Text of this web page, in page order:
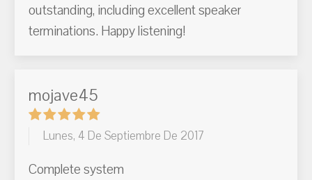
outstanding, including excellent speaker
terminations. Happy listening!
mojave45
Lunes, 4 De Septiembre De 2017
Complete system